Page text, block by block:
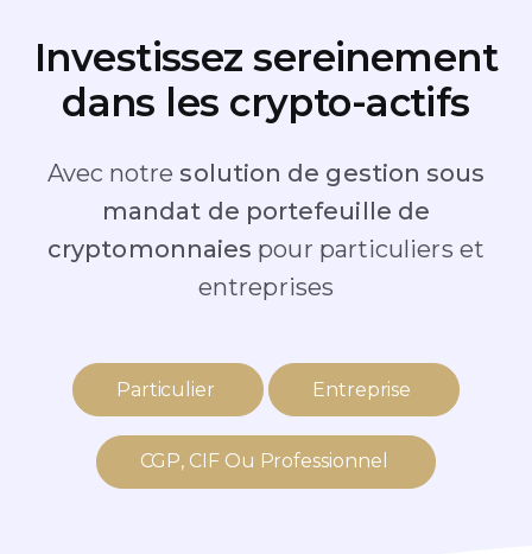
Investissez sereinement
dans les crypto-actifs
Avec notre solution de gestion sous
mandat de portefeuille de
cryptomonnaies pour particuliers et
entreprises
Particulier Entreprise
CGP, CIF Ou Professionnel